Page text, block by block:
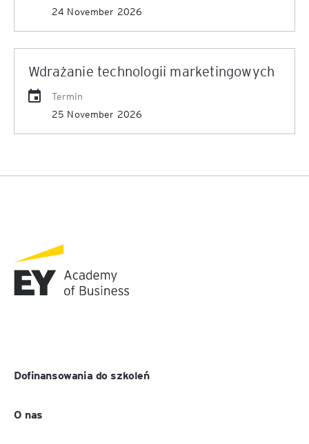
24 November 2026
Wdrażanie technologii marketingowych
Termin
25 November 2026
Dofinansowania do szkoleń
O nas